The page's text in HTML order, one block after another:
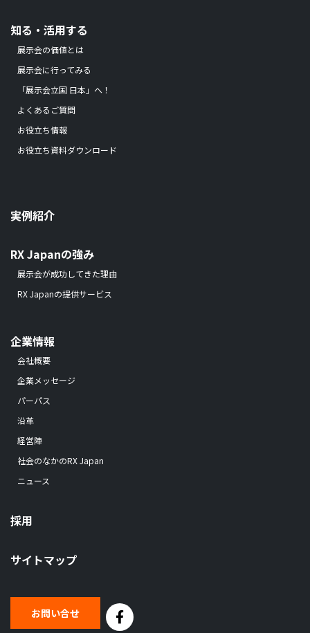
知る・活用する
展示会の価値とは
展示会に行ってみる
「展示会立国 日本」へ！
よくあるご質問
お役立ち情報
お役立ち資料ダウンロード
実例紹介
RX Japanの強み
展示会が成功してきた理由
RX Japanの提供サービス
企業情報
会社概要
企業メッセージ
パーパス
沿革
経営陣
社会のなかのRX Japan
ニュース
採用
サイトマップ
お問い合せ